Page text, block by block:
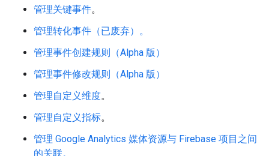
管理关键事件。
管理转化事件（已废弃）。
管理事件创建规则（Alpha 版）
管理事件修改规则（Alpha 版）
管理自定义维度。
管理自定义指标。
管理 Google Analytics 媒体资源与 Firebase 项目之间
的关联。